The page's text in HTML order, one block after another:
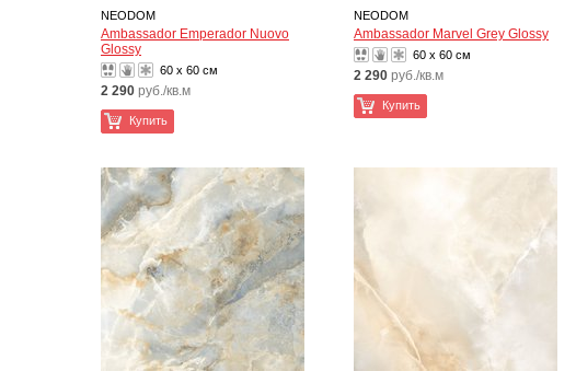
NEODOM
Ambassador Emperador Nuovo
Glossy
60 x 60 см
2 290 руб./кв.м
Купить
NEODOM
Ambassador Marvel Grey Glossy
60 x 60 см
2 290 руб./кв.м
Купить